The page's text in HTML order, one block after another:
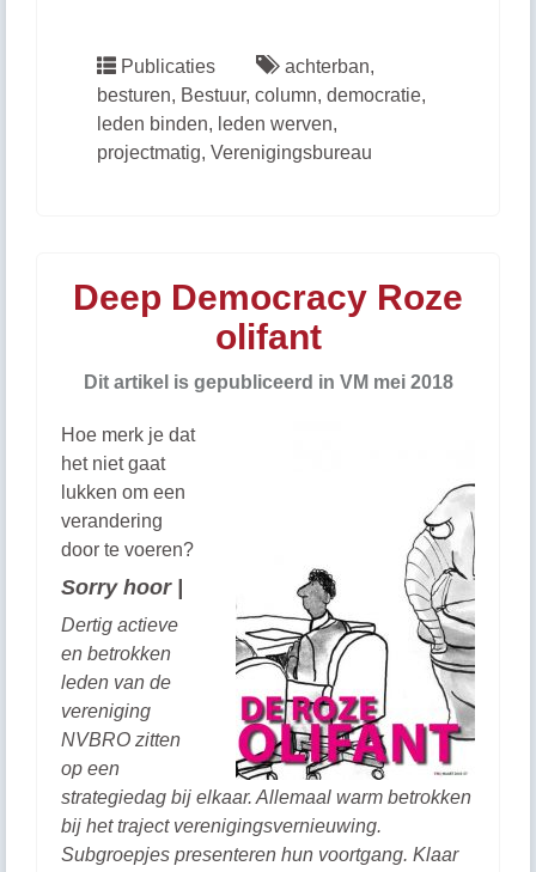
Publicaties achterban,
besturen, Bestuur, column, democratie,
leden binden, leden werven,
projectmatig, Verenigingsbureau
Deep Democracy Roze
olifant
Dit artikel is gepubliceerd in VM mei 2018
Hoe merk je dat
het niet gaat
lukken om een
verandering
door te voeren?
Sorry hoor |
Dertig actieve
en betrokken
leden van de
vereniging
NVBRO zitten
op een
strategiedag bij elkaar. Allemaal warm betrokken
bij het traject verenigingsvernieuwing.
Subgroepjes presenteren hun voortgang. Klaar